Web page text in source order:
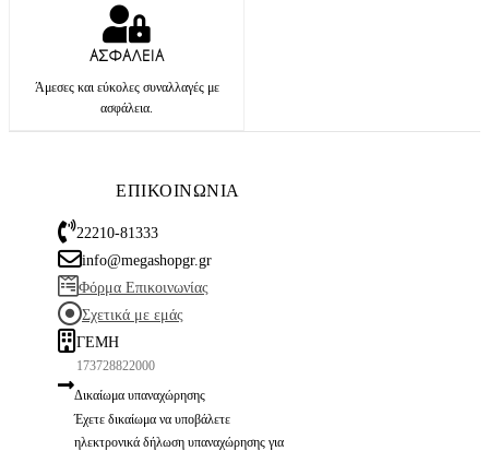
ΑΣΦΑΛΕΙΑ
Άμεσες και εύκολες συναλλαγές με
ασφάλεια.
ΕΠΙΚΟΙΝΩΝΙΑ
22210-81333
info@megashopgr.gr
Φόρμα Επικοινωνίας
Σχετικά με εμάς
ΓΕΜΗ
173728822000
Δικαίωμα υπαναχώρησης
Έχετε δικαίωμα να υποβάλετε
ηλεκτρονικά δήλωση υπαναχώρησης για